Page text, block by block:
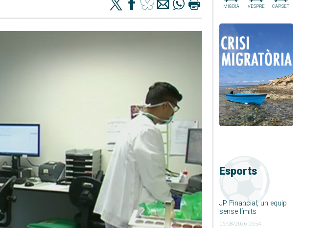
MIGDIA VESPRE CAP.SET
Esports
JP Financial, un equip
sense límits
06/08/2026 05:54